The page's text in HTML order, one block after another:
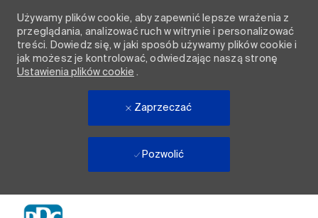
Używamy plików cookie, aby zapewnić lepsze wrażenia z
przeglądania, analizować ruch w witrynie i personalizować
treści. Dowiedz się, w jaki sposób używamy plików cookie i
jak możesz je kontrolować, odwiedzając naszą stronę
Ustawienia plików cookie .
Zaprzeczać
Pozwolić